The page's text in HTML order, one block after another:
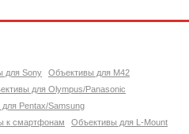
для Sony
Объективы для M42
для Olympus/Panasonic
Pentax/Samsung
к смартфонам Объективы для L-Mount